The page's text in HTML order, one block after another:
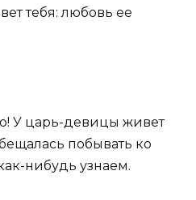
тебя: любовь ее
У царь-девицы живет
побывать ко
нибудь узнаем.